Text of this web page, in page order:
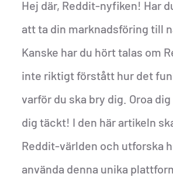
Hej där, Reddit-nyfiken! Har
att ta din marknadsföring till
Kanske har du hört talas om
inte riktigt förstått hur det
varför du ska bry dig. Oroa
dig täckt! I den här artikeln
Reddit-världen och utforska
använda denna unika